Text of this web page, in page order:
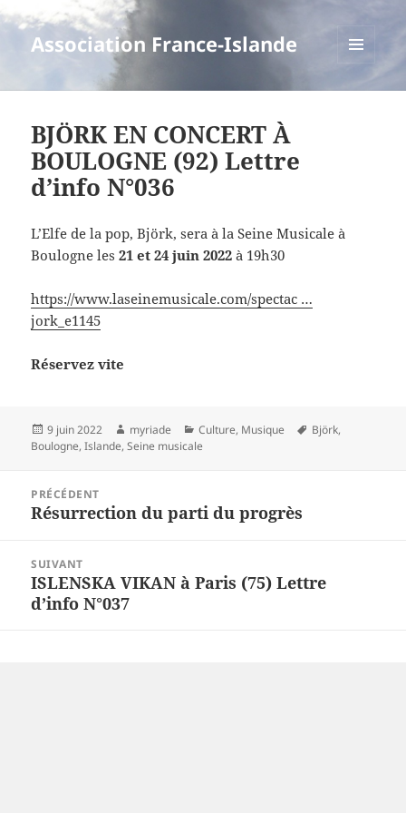
Association France-Islande
BJÖRK EN CONCERT À
BOULOGNE (92) Lettre
d’info N°036
L’Elfe de la pop, Björk, sera à la Seine Musicale à
Boulogne les 21 et 24 juin 2022à 19h30
https://www.laseinemusicale.com/spectac …
jork_e1145
Réservez vite
Publié
le
9 juin 2022 Auteur
myriade Catégories
Culture, Musique
Mots-
Björk,
Boulogne,Islande,Seine musicale
l’article
PRÉCÉDENT
Article
Résurrection du parti du progrès
SUIVANT
Article
suivant :
ISLENSKA VIKAN à Paris (75) Lettre
d’info N°037